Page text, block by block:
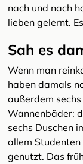
nach und nach
lieben gelernt.
Sah es
Wenn man
haben damals
außerdem
Wannenbäder:
sechs Duschen
allem
genutzt. Das